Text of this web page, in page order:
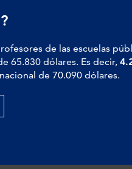
de las escuelas
65.830 dólares. Es decir,
de 70.090 dólares.